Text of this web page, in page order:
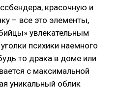
красочную и
– все это элементы,
увлекательным
психики наемного
то драка в доме или
с максимальной
уникальный облик